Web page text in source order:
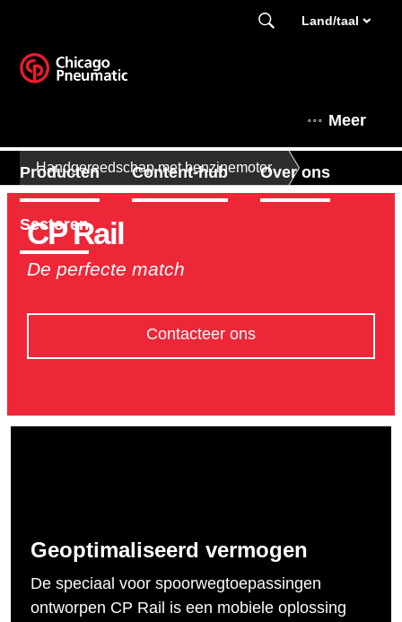
Land/taal
Meer
Producten Content-hub Over ons
Sectoren
Handgereedschap met benzinemotor
CP Rail
De perfecte match
Contacteer ons
Geoptimaliseerd vermogen
De speciaal voor spoorwegtoepassingen
ontworpen CP Rail is een mobiele oplossing